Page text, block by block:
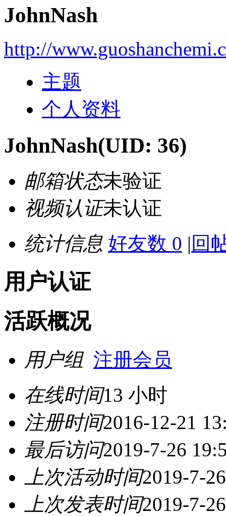
JohnNash
http://
主题
个人资料
JohnNash(UID: 36)
邮箱状态未验证
视频认证未认证
统计信息 好友数 0 | 回
用户认证
活跃概况
用户组 注册会员
在线时间13 小时
注册时间2016-12-21
最后访问2019-7-26
上次活动时间2019-7-
上次发表时间2019-7-